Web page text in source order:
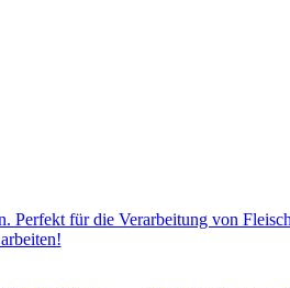
Perfekt für die Verarbeitung von